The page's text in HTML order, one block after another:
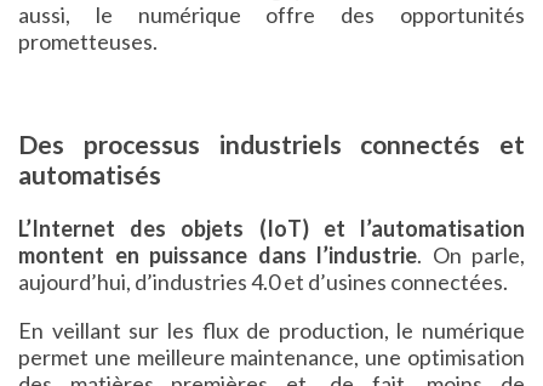
aussi, le numérique offre des opportunités
prometteuses.
Des processus industriels connectés et
automatisés
L’Internet des objets (IoT) et l’automatisation
montent en puissance dans l’industrie. On parle,
aujourd’hui, d’industries 4.0 et d’usines connectées.
En veillant sur les flux de production, le numérique
permet une meilleure maintenance, une optimisation